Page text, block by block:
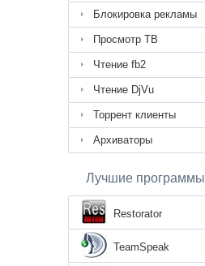
Блокировка рекламы
Просмотр ТВ
Чтение fb2
Чтение DjVu
Торрент клиенты
Архиваторы
Лучшие программы
Restorator
TeamSpeak